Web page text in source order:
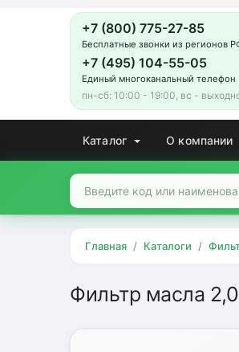
+7 (800) 775-27-85
Бесплатные звонки из регионов
+7 (495) 104-55-05
Единый многоканальный телефон
пн-сб: 10:00 - 19:00, вс -
Каталог О компании
Главная Каталоги
Фильтр масла